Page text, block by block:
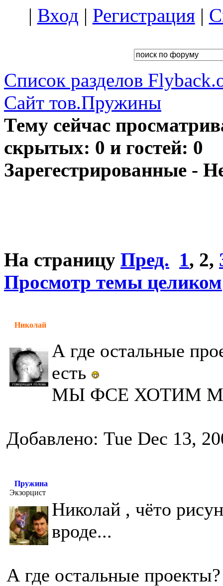
| Вход | Регистрация|
Список разделов
Сайт тов.Пружины
Тему сейчас
скрытых: 0 и гостей: 0
Зарегестрированные -
На страницу Пред. 1, 2,
Просмотр темы целиком
Николай
А где остальные
есть
МЫ ФСЕ ХОТИМ
Добавлено: Tue Dec 13,
Пружина
Экзорцист
Николай , чёто
вроде...
А где остальные